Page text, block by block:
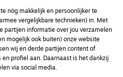
nóg makkelijk en persoonlijker te
vergelijkbare technieken) in. Met
partijen informatie over jou verzamelen
mogelijk ook buiten) onze website
wij en derde partijen content of
profiel aan. Daarnaast is het dankzij
via social media.